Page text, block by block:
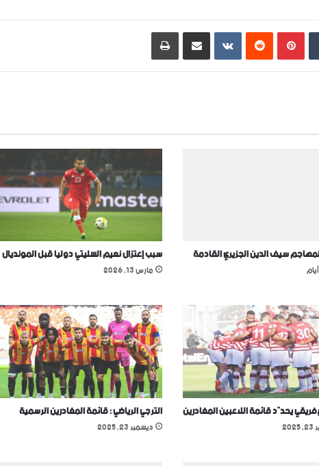
بينتيريست ‏VKontakte
سيف الدين الجزيري القادمة سبب إعتزال نعيم السليتي دوليا قبل المونديال
مارس 13, 2026
يحدّد قائمة اللاعبين المغادرين الترجي الرياضي : قائمة المغادرين الرسمية
ديسمبر 23, 2025